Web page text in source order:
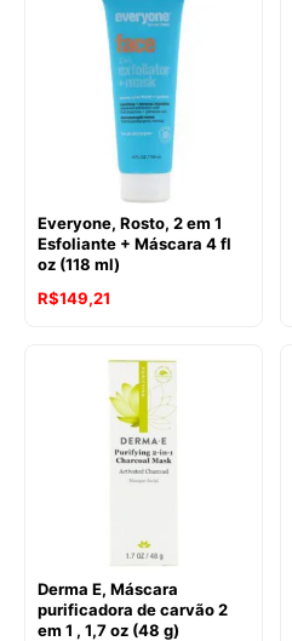
Everyone, Rosto, 2 em 1
Esfoliante + Máscara 4 fl
oz (118 ml)
R$149,21
Derma E, Máscara
purificadora de carvão 2
em 1 , 1,7 oz (48 g)